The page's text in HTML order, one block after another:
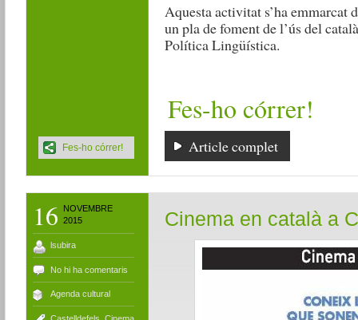
Aquesta activitat s’ha emmarcat
un pla de foment de l’ús del
Política Lingüística.
Fes-ho córrer!
Article complet
Fes-ho córrer!
16
NOVEMBRE
2015
lsubira
No hi ha comentaris
Agenda cultural
Cinema en català a